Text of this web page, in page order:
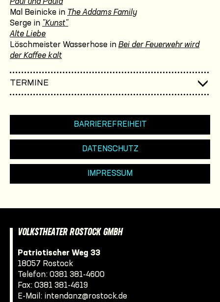
Paul und Paula
Mal Beinicke in The Addams Family
Serge in "Kunst"
Alte Liebe
Löschmeister Wasserhose in Bei der Feuerwehr wird
der Kaffee kalt
TERMINE
BARRIEREFREIHEIT
DATENSCHUTZ
IMPRESSUM
VOLKSTHEATER ROSTOCK GMBH
Patriotischer Weg 33
18057 Rostock
Telefon: 0381 381-4600
Fax: 0381 381-4619
E-Mail: intendanz@rostock.de